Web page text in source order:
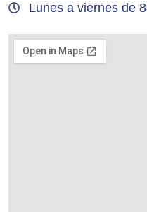
Lunes a viernes de